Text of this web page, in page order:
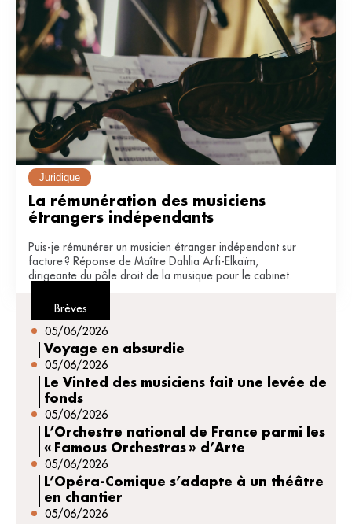
Juridique
La rémunération des musiciens
étrangers indépendants
Puis-je rémunérer un musicien étranger indépendant sur
facture ? Réponse de Maître Dahlia Arfi-Elkaïm,
dirigeante du pôle droit de la musique pour le cabinet
Brèves
05/06/2026
Voyage en absurdie
05/06/2026
Le Vinted des musiciens fait une levée de
fonds
05/06/2026
L’Orchestre national de France parmi les
« Famous Orchestras » d’Arte
05/06/2026
L’Opéra-Comique s’adapte à un théâtre
en chantier
05/06/2026